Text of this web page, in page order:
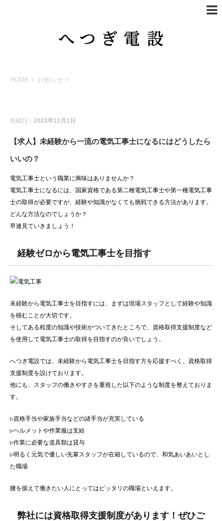
HOME > お知らせ >
投稿日： 2023年11月1日
【求人】未経験から一流の電気工事士になるにはどうしたら
いいの？
電気工事士という職業に興味はありませんか？
電気工事士になるには、国家資格である第二種電気工事士や第一種電気工事
士の取得が必要ですが、経験や知識がなくても挑戦できる方法があります。
どんな方法なのでしょうか？
早速見ていきましょう！
経験ゼロから電気工事士を目指す
未経験から電気工事士を目指すには、まずは現場スタッフとして経験や知識
を積むことが大切です。
そしてある程度の知識や技術がついてきたところで、資格取得支援制度など
を使用して電気工事士の取得を目指すのが良いでしょう。
へつぎ電設では、未経験から電気工事士を目指す方を応援すべく、資格取得
支援制度を設けております。
他にも、スタッフの働きやすさを重視した以下のような制度を整えておりま
す。
▷資格手当や家族手当などの諸手当が充実している
▷ヘルメットや作業服は支給
▷作業に必要な道具類は貸与
▷明るく元気で優しい先輩スタッフが在籍しているので、和気あいあいとし
た職場
腰を据えて働きたい人にとってはピッタリの職場といえます。
弊社には資格取得支援制度があります！ぜひご